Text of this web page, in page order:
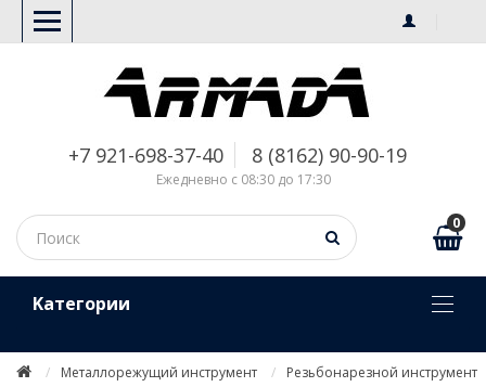
+7 921-698-37-40 8 (8162) 90-90-19
Ежедневно с 08:30 до 17:30
0
Kатегории
Металлорежущий инструмент Резьбонарезной инструмент